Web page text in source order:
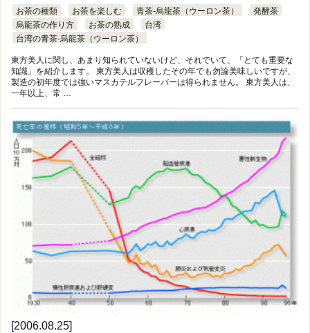
お茶の種類 お茶を楽しむ 青茶-烏龍茶（ウーロン茶）
発酵茶
烏龍茶の作り方
お茶の熟成
台湾
台湾の青茶-烏龍茶（ウーロン茶）
東方美人に関し、あまり知られていないけど、それでいて、「とても重要な
知識」を紹介します。 東方美人は収穫したその年でも勿論美味しいですが、
製造の初年度では強いマスカテルフレーバーは得られません。 東方美人は、
一年以上、常 …
[2006.08.25]